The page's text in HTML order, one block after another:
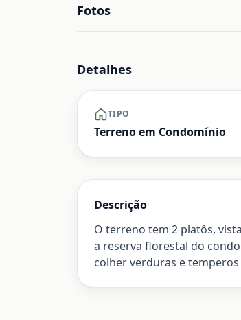
Fotos
Detalhes
TIPO
Terreno em Condomínio
Descrição
O terreno tem 2 platôs,
a reserva florestal do
colher verduras e